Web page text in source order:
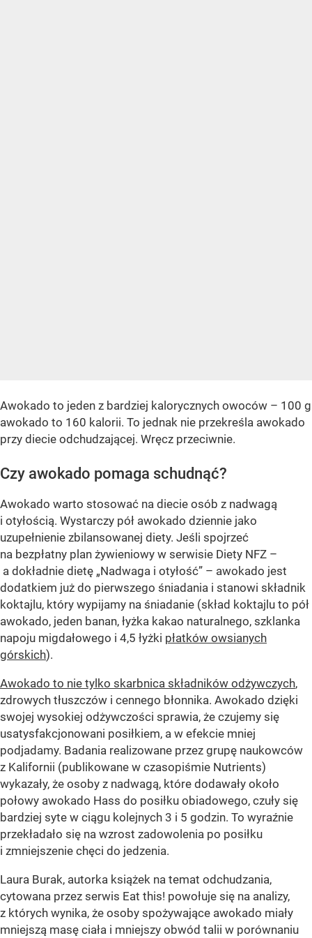
Awokado to jeden z bardziej kalorycznych owoców – 100 g
awokado to 160 kalorii. To jednak nie przekreśla awokado
przy diecie odchudzającej. Wręcz przeciwnie.
Czy awokado pomaga schudnąć?
Awokado warto stosować na diecie osób z nadwagą
i otyłością. Wystarczy pół awokado dziennie jako
uzupełnienie zbilansowanej diety. Jeśli spojrzeć
na bezpłatny plan żywieniowy w serwisie Diety NFZ –
a dokładnie dietę „Nadwaga i otyłość” – awokado jest
dodatkiem już do pierwszego śniadania i stanowi składnik
koktajlu, który wypijamy na śniadanie (skład koktajlu to pół
awokado, jeden banan, łyżka kakao naturalnego, szklanka
napoju migdałowego i 4,5 łyżki płatków owsianych
górskich).
Awokado to nie tylko skarbnica składników odżywczych,
zdrowych tłuszczów i cennego błonnika. Awokado dzięki
swojej wysokiej odżywczości sprawia, że czujemy się
usatysfakcjonowani posiłkiem, a w efekcie mniej
podjadamy. Badania realizowane przez grupę naukowców
z Kalifornii (publikowane w czasopiśmie Nutrients)
wykazały, że osoby z nadwagą, które dodawały około
połowy awokado Hass do posiłku obiadowego, czuły się
bardziej syte w ciągu kolejnych 3 i 5 godzin. To wyraźnie
przekładało się na wzrost zadowolenia po posiłku
i zmniejszenie chęci do jedzenia.
Laura Burak, autorka książek na temat odchudzania,
cytowana przez serwis Eat this! powołuje się na analizy,
z których wynika, że osoby spożywające awokado miały
mniejszą masę ciała i mniejszy obwód talii w porównaniu